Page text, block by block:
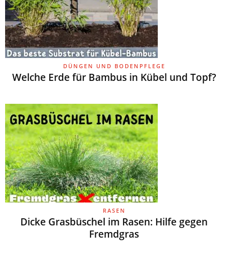
DÜNGEN UND BODENPFLEGE
Welche Erde für Bambus in Kübel und Topf?
RASEN
Dicke Grasbüschel im Rasen: Hilfe gegen
Fremdgras